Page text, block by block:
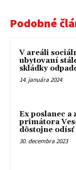
Podobné
V areáli
ubytovaní
skládky
14. januára 2024
Ex poslanec a
primátora
dôstojne
30. decembra 2023